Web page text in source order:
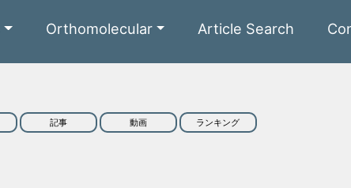
Orthomolecular Article Search
記事 動画 ランキング